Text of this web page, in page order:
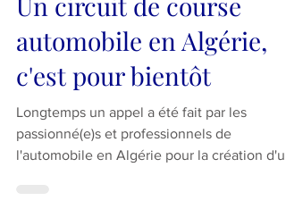
10 août 2025
2 min de lecture
ACTUALITÉ AUTOMOBILE
Un circuit de course
automobile en Algérie,